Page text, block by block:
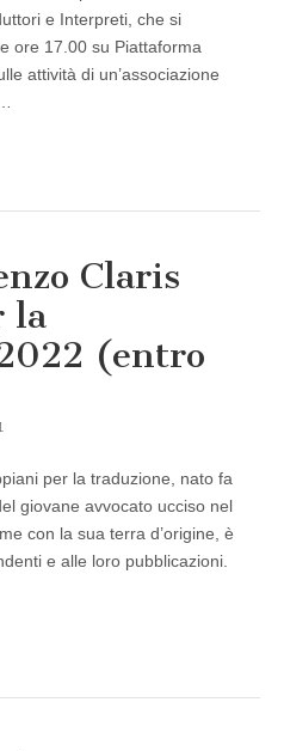
e Interpreti, che si
ore 17.00 su Piattaforma
attività di un’associazione
Claris
la
(entro
per la traduzione, nato fa
giovane avvocato ucciso nel
con la sua terra d’origine, è
e alle loro pubblicazioni.